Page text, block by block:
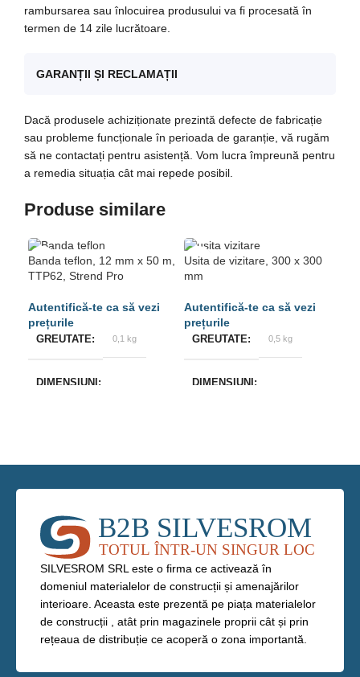
rambursarea sau înlocuirea produsului va fi procesată în
termen de 14 zile lucrătoare.
GARANȚII ȘI RECLAMAȚII
Dacă produsele achiziționate prezintă defecte de fabricație
sau probleme funcționale în perioada de garanție, vă rugăm
să ne contactați pentru asistență. Vom lucra împreună pentru
a remedia situația cât mai repede posibil.
Produse similare
Banda teflon, 12 mm x 50 m,
TTP62, Strend Pro
GREUTATE 0,1 kg
DIMENSIUNI
BRAND
12 mm x 50 m
CULOARE Alb
Usita de vizitare, 300 x 300
mm
GREUTATE 0,5 kg
DIMENSIUNI
BRAND
MATERIAL PVC
SILVESROM SRL este o firma ce activează în
domeniul materialelor de construcții și amenajărilor
interioare. Aceasta este prezentă pe piața materialelor
de construcții , atât prin magazinele proprii cât și prin
rețeaua de distribuție ce acoperă o zona importantă.